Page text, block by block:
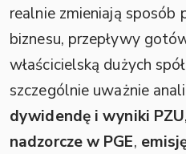
realnie zmieniają sposób
biznesu, przepływy
właścicielską dużych
szczególnie uważnie
dywidendę i wyniki PZU,
nadzorcze w PGE,